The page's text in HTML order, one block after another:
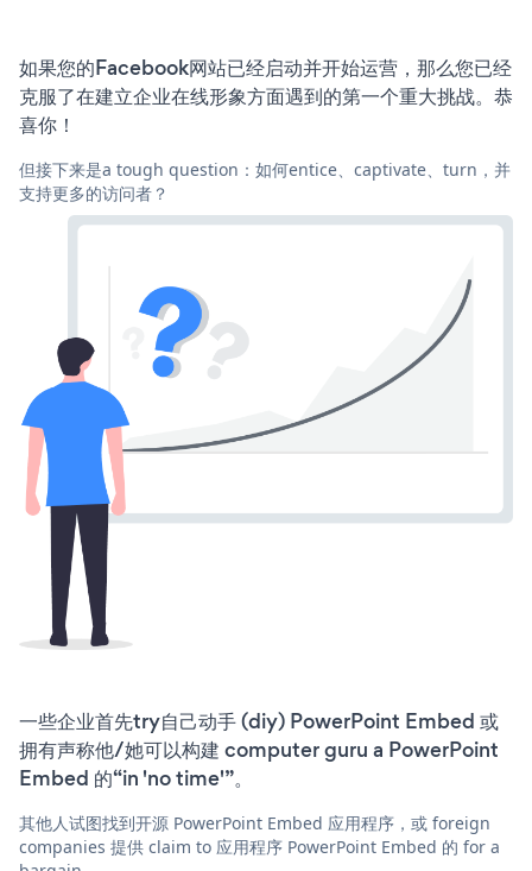
如果您的Facebook网站已经启动并开始运营，那么您已经
克服了在建立企业在线形象方面遇到的第一个重大挑战。恭
喜你！
但接下来是a tough question：如何entice、captivate、turn，并
支持更多的访问者？
一些企业首先try自己动手 (diy) PowerPoint Embed 或
拥有声称他/她可以构建 computer guru a PowerPoint
Embed 的“in 'no time'”。
其他人试图找到开源 PowerPoint Embed 应用程序，或 foreign
companies 提供 claim to 应用程序 PowerPoint Embed 的 for a